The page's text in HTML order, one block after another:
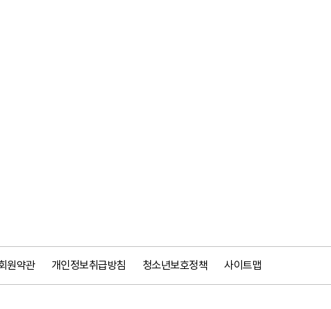
원약관 개인정보취급방침 청소년보호정책 사이트맵